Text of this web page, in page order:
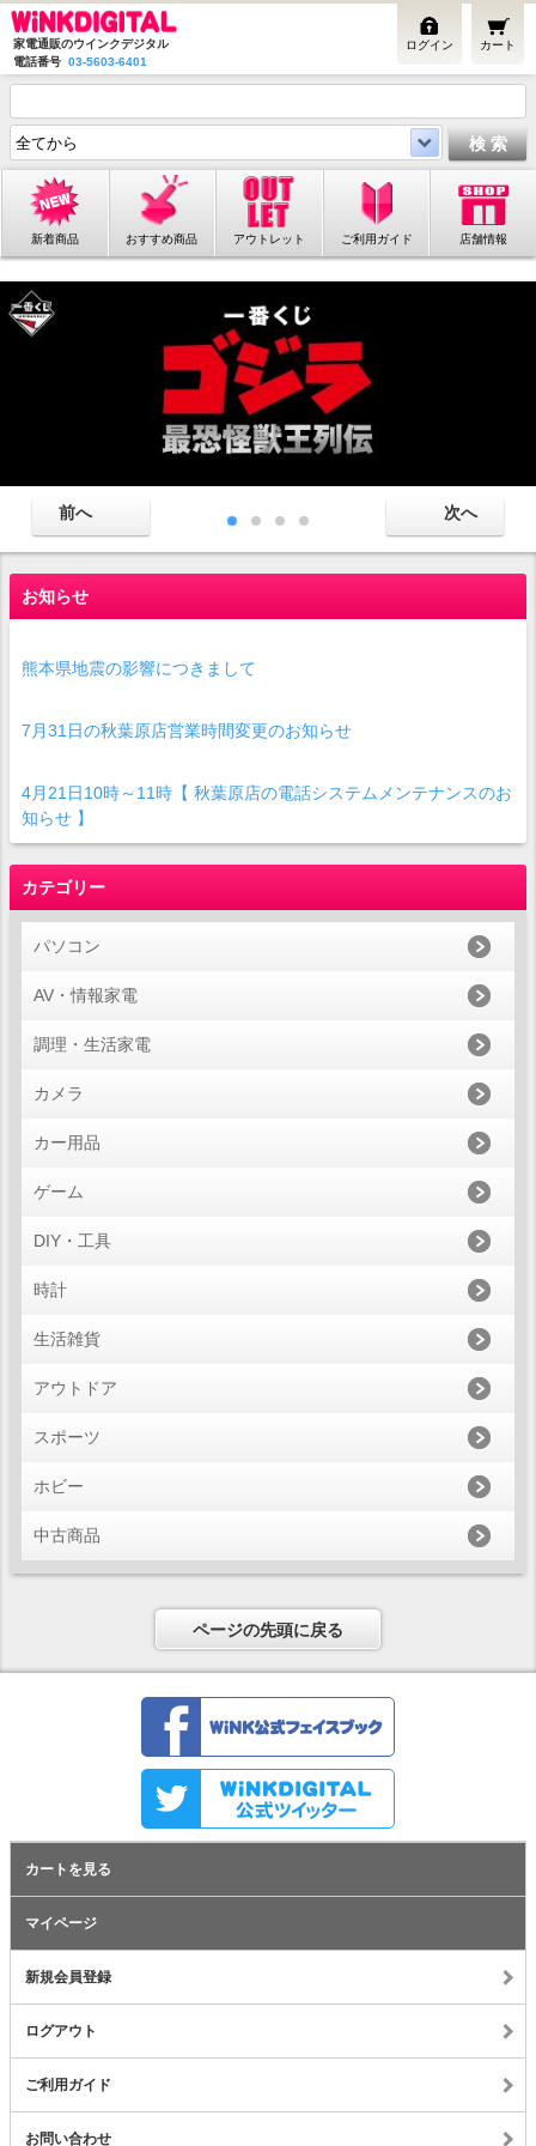
家電通販のウインクデジタル
電話番号 03-5603-6401
カート
ログイン
新着商品 おすすめ商品 アウトレット ご利用ガイド 店舗情報
お知らせ
熊本県地震の影響につきまして
7月31日の秋葉原店営業時間変更のお知らせ
4月21日10時～11時【 秋葉原店の電話システムメンテナンスのお
知らせ 】
カテゴリー
パソコン
AV・情報家電
調理・生活家電
カメラ
カー用品
ゲーム
DIY・工具
時計
生活雑貨
アウトドア
スポーツ
ホビー
中古商品
ページの先頭に戻る
カートを見る
マイページ
新規会員登録
ログアウト
ご利用ガイド
お問い合わせ